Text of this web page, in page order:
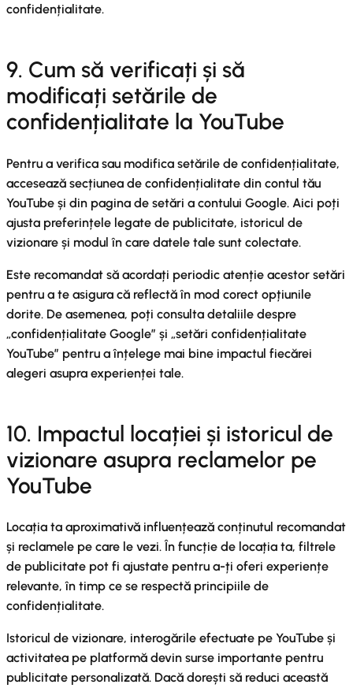
confidențialitate.
9. Cum să verificați și să
modificați setările de
confidențialitate la YouTube
Pentru a verifica sau modifica setările de confidențialitate,
accesează secțiunea de confidențialitate din contul tău
YouTube și din pagina de setări a contului Google. Aici poți
ajusta preferințele legate de publicitate, istoricul de
vizionare și modul în care datele tale sunt colectate.
Este recomandat să acordați periodic atenție acestor setări
pentru a te asigura că reflectă în mod corect opțiunile
dorite. De asemenea, poți consulta detaliile despre
„confidențialitate Google” și „setări confidențialitate
YouTube” pentru a înțelege mai bine impactul fiecărei
alegeri asupra experienței tale.
10. Impactul locației și istoricul de
vizionare asupra reclamelor pe
YouTube
Locația ta aproximativă influențează conținutul recomandat
și reclamele pe care le vezi. În funcție de locația ta, filtrele
de publicitate pot fi ajustate pentru a-ți oferi experiențe
relevante, în timp ce se respectă principiile de
confidențialitate.
Istoricul de vizionare, interogările efectuate pe YouTube și
activitatea pe platformă devin surse importante pentru
publicitate personalizată. Dacă dorești să reduci această